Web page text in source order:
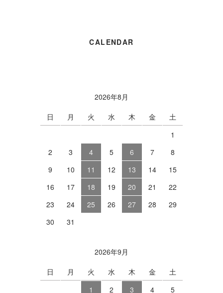
CALENDAR
2026年8月
日
月 火 水 木 金
土
1
2
3 4 5 6 7
8
9
10 11 12 13 14
15
16
17 18 19 20 21
22
23
24 25 26 27 28
29
30
31
2026年9月
日
月 火 水 木 金
土
1
2 3 4 5